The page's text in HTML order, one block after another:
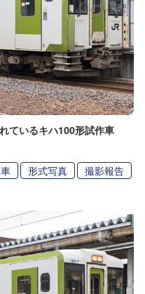
ているキハ100形試作車
形式写真 撮影報告